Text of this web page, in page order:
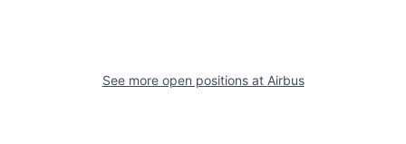
See more open positions at Airbus